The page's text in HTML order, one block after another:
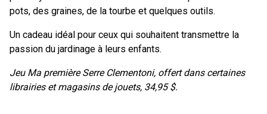
pots, des graines, de la tourbe et quelques outils.
Un cadeau idéal pour ceux qui souhaitent transmettre la
passion du jardinage à leurs enfants.
Jeu Ma première Serre Clementoni, offert dans certaines
librairies et magasins de jouets, 34,95 $.